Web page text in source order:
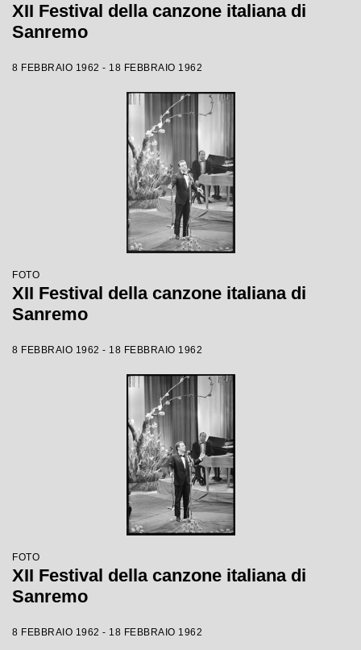
XII Festival della canzone italiana di
Sanremo
8 FEBBRAIO 1962 - 18 FEBBRAIO 1962
FOTO
XII Festival della canzone italiana di
Sanremo
8 FEBBRAIO 1962 - 18 FEBBRAIO 1962
FOTO
XII Festival della canzone italiana di
Sanremo
8 FEBBRAIO 1962 - 18 FEBBRAIO 1962